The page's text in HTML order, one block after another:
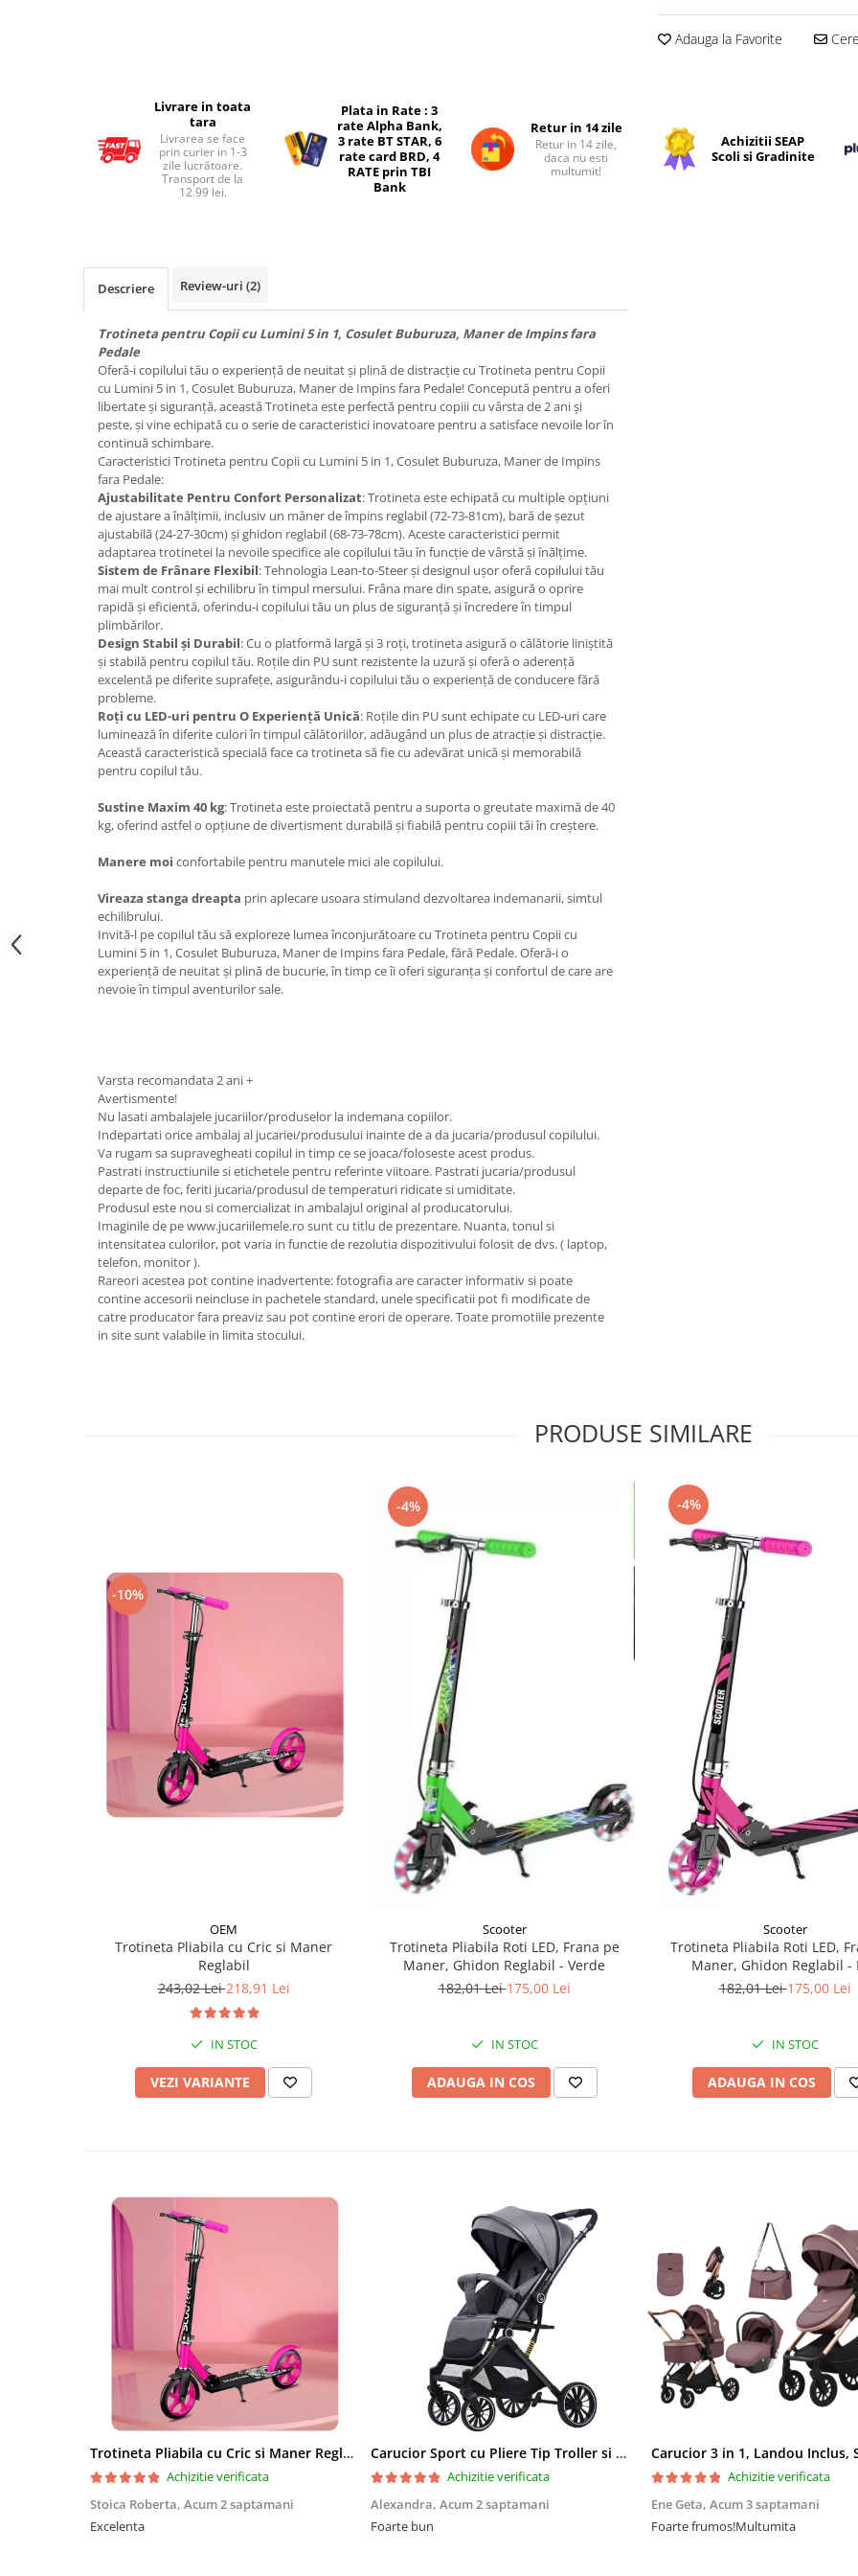
Tarc joaca copii
Tarc joaca bebe
Adauga la Favorite
Livrare in toata
tara
Livrarea se face
prin curier in 1-3
zile lucrătoare.
Transport de la
12.99 lei.
Plata in Rate : 3
rate Alpha Bank,
3 rate BT STAR, 6
rate card BRD, 4
RATE prin TBI
Bank
Retur in 14 zile
Retur in 14 zile,
daca nu esti
multumit!
Achizitii SEAP
Scoli si Gradinite
Descriere Review-uri (2)
Trotineta pentru Copii cu Lumini 5 in 1, Cosulet Buburuza, Maner de Impins fara
Pedale
Oferă-i copilului tău o experiență de neuitat și plină de distracție cu Trotineta pentru Copii
cu Lumini 5 in 1, Cosulet Buburuza, Maner de Impins fara Pedale! Concepută pentru a oferi
libertate și siguranță, această Trotineta este perfectă pentru copiii cu vârsta de 2 ani și
peste, și vine echipată cu o serie de caracteristici inovatoare pentru a satisface nevoile lor în
continuă schimbare.
Caracteristici Trotineta pentru Copii cu Lumini 5 in 1, Cosulet Buburuza, Maner de Impins
fara Pedale:
Ajustabilitate Pentru Confort Personalizat: Trotineta este echipată cu multiple opțiuni
de ajustare a înălțimii, inclusiv un mâner de împins reglabil (72-73-81cm), bară de șezut
ajustabilă (24-27-30cm) și ghidon reglabil (68-73-78cm). Aceste caracteristici permit
adaptarea trotinetei la nevoile specifice ale copilului tău în funcție de vârstă și înălțime.
Sistem de Frânare Flexibil: Tehnologia Lean-to-Steer și designul ușor oferă copilului tău
mai mult control și echilibru în timpul mersului. Frâna mare din spate, asigură o oprire
rapidă și eficientă, oferindu-i copilului tău un plus de siguranță și încredere în timpul
plimbărilor.
Design Stabil și Durabil: Cu o platformă largă și 3 roți, trotineta asigură o călătorie liniștită
și stabilă pentru copilul tău. Roțile din PU sunt rezistente la uzură și oferă o aderență
excelentă pe diferite suprafețe, asigurându-i copilului tău o experiență de conducere fără
probleme.
Roți cu LED-uri pentru O Experiență Unică: Roțile din PU sunt echipate cu LED-uri care
luminează în diferite culori în timpul călătoriilor, adăugând un plus de atracție și distracție.
Această caracteristică specială face ca trotineta să fie cu adevărat unică și memorabilă
pentru copilul tău.
Sustine Maxim 40 kg: Trotineta este proiectată pentru a suporta o greutate maximă de 40
kg, oferind astfel o opțiune de divertisment durabilă și fiabilă pentru copiii tăi în creștere.
Manere moi confortabile pentru manutele mici ale copilului.
Vireaza stanga dreapta prin aplecare usoara stimuland dezvoltarea indemanarii, simtul
echilibrului.
Invită-l pe copilul tău să exploreze lumea înconjurătoare cu Trotineta pentru Copii cu
Lumini 5 in 1, Cosulet Buburuza, Maner de Impins fara Pedale, fără Pedale. Oferă-i o
experiență de neuitat și plină de bucurie, în timp ce îi oferi siguranța și confortul de care are
nevoie în timpul aventurilor sale.
Varsta recomandata 2 ani +
Avertismente!
Nu lasati ambalajele jucariilor/produselor la indemana copiilor.
Indepartati orice ambalaj al jucariei/produsului inainte de a da jucaria/produsul copilului.
Va rugam sa supravegheati copilul in timp ce se joaca/foloseste acest produs.
Pastrati instructiunile si etichetele pentru referinte viitoare. Pastrati jucaria/produsul
departe de foc, feriti jucaria/produsul de temperaturi ridicate si umiditate.
Produsul este nou si comercializat in ambalajul original al producatorului.
Imaginile de pe www.jucariilemele.ro sunt cu titlu de prezentare. Nuanta, tonul si
intensitatea culorilor, pot varia in functie de rezolutia dispozitivului folosit de dvs. ( laptop,
telefon, monitor ).
Rareori acestea pot contine inadvertente: fotografia are caracter informativ si poate
contine accesorii neincluse in pachetele standard, unele specificatii pot fi modificate de
catre producator fara preaviz sau pot contine erori de operare. Toate promotiile prezente
in site sunt valabile in limita stocului.
PRODUSE SIMILARE
-10%
OEM
Trotineta Pliabila cu Cric si Maner
Reglabil
243,02 Lei218,91 Lei
IN STOC
VEZI VARIANTE
-4%
Scooter
Trotineta Pliabila Roti LED, Frana pe
Maner, Ghidon Reglabil - Verde
182,01 Lei175,00 Lei
IN STOC
ADAUGA IN COS
-4%
Scooter
Trotineta Pliabila Roti LED,
Maner, Ghidon Reglabil -
182,01 Lei175,00 Lei
IN STOC
ADAUGA IN COS
Trotineta Pliabila cu Cric si Maner Reglabil
Achizitie verificata
Stoica Roberta, Acum 2 saptamani
Excelenta
Carucior Sport cu Pliere Tip Troller si Maner Reversibil - Gri
Achizitie verificata
Alexandra, Acum 2 saptamani
Foarte bun
Achizitie verificata
Ene Geta, Acum 3 saptamani
Foarte frumos!Multumita